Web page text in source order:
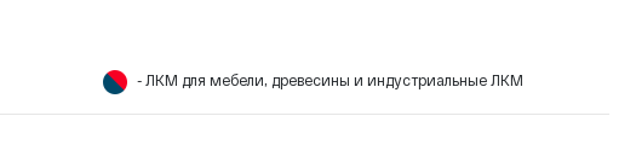
- ЛКМ для мебели, древесины и индустриальные ЛКМ